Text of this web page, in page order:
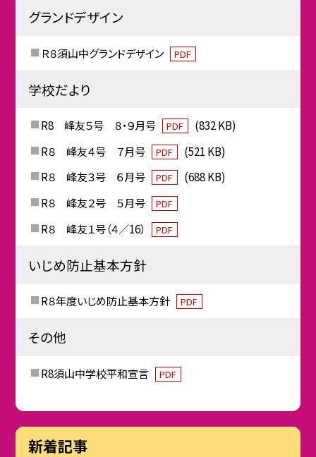
グランドデザイン
Ｒ８須山中グランドデザイン PDF
学校だより
R8 峰友５号 ８・９月号 PDF
(832 KB)
R８ 峰友４号 ７月号
PDF
(521 KB)
R８ 峰友３号 ６月号
PDF
(688 KB)
R８ 峰友２号 ５月号
PDF
R８ 峰友１号（４／16） PDF
いじめ防止基本方針
R８年度いじめ防止基本方針 PDF
その他
R8須山中学校平和宣言 PDF
新着記事